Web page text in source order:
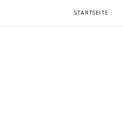
STARTSEITE